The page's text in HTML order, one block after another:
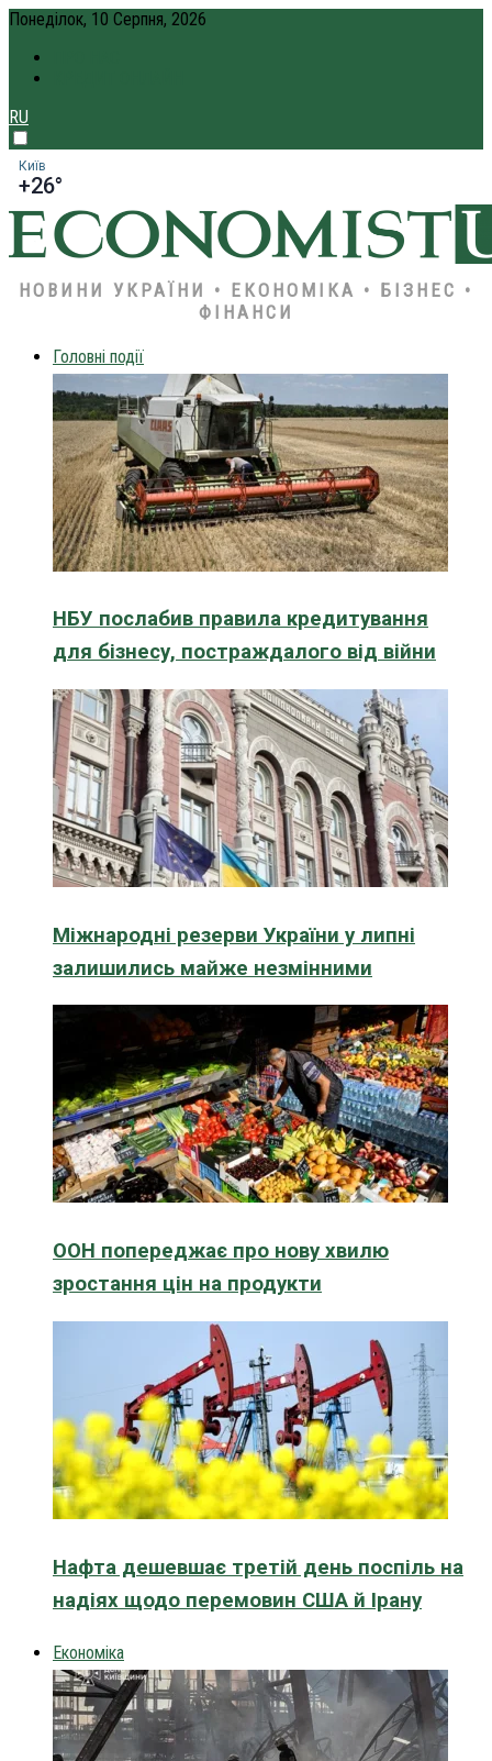
Понеділок, 10 Серпня, 2026
RU
Київ
+26°
НОВИНИ УКРАЇНИ • ЕКОНОМІКА • БІЗНЕС •
ФІНАНСИ
Головні події
НБУ послабив правила кредитування
для бізнесу, постраждалого від війни
Міжнародні резерви України у липні
залишились майже незмінними
ООН попереджає про нову хвилю
зростання цін на продукти
Нафта дешевшає третій день поспіль на
надіях щодо перемовин США й Ірану
Економіка